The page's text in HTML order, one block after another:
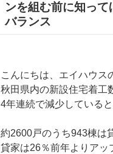
ンを組む前に知っ
バランス
こんにちは、エイハウス
秋田県内の新設住宅着工
4年連続で減少している
約2600戸のうち943棟は
貸家は26％前年よりアッ